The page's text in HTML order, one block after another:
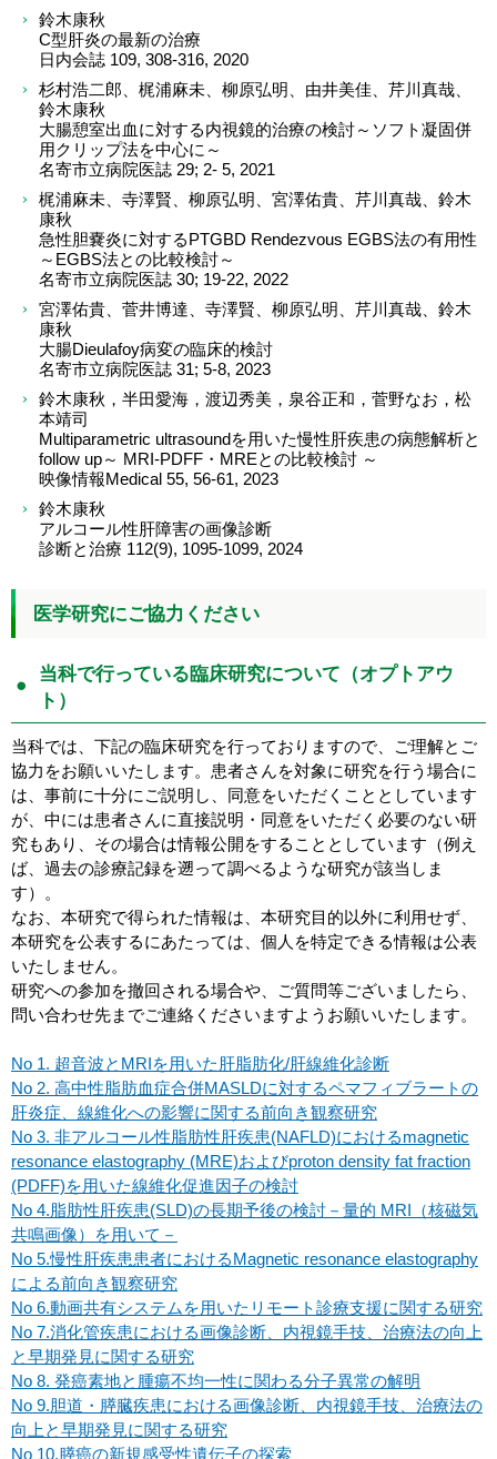
鈴木康秋
C型肝炎の最新の治療
日内会誌 109, 308-316, 2020
杉村浩二郎、梶浦麻未、柳原弘明、由井美佳、芹川真哉、
鈴木康秋
大腸憩室出血に対する内視鏡的治療の検討～ソフト凝固併
用クリップ法を中心に～
名寄市立病院医誌 29; 2- 5, 2021
梶浦麻未、寺澤賢、柳原弘明、宮澤佑貴、芹川真哉、鈴木
康秋
急性胆嚢炎に対するPTGBD Rendezvous EGBS法の有用性
～EGBS法との比較検討～
名寄市立病院医誌 30; 19-22, 2022
宮澤佑貴、菅井博達、寺澤賢、柳原弘明、芹川真哉、鈴木
康秋
大腸Dieulafoy病変の臨床的検討
名寄市立病院医誌 31; 5-8, 2023
鈴木康秋，半田愛海，渡辺秀美，泉谷正和，菅野なお，松
本靖司
Multiparametric ultrasoundを用いた慢性肝疾患の病態解析と
follow up～ MRI-PDFF・MREとの比較検討 ～
映像情報Medical 55, 56-61, 2023
鈴木康秋
アルコール性肝障害の画像診断
診断と治療 112(9), 1095-1099, 2024
医学研究にご協力ください
当科で行っている臨床研究について（オプトアウ
ト）
当科では、下記の臨床研究を行っておりますので、ご理解とご
協力をお願いいたします。患者さんを対象に研究を行う場合に
は、事前に十分にご説明し、同意をいただくこととしています
が、中には患者さんに直接説明・同意をいただく必要のない研
究もあり、その場合は情報公開をすることとしています（例え
ば、過去の診療記録を遡って調べるような研究が該当しま
す）。
なお、本研究で得られた情報は、本研究目的以外に利用せず、
本研究を公表するにあたっては、個人を特定できる情報は公表
いたしません。
研究への参加を撤回される場合や、ご質問等ございましたら、
問い合わせ先までご連絡くださいますようお願いいたします。
No 1. 超音波とMRIを用いた肝脂肪化/肝線維化診断
No 2. 高中性脂肪血症合併MASLDに対するペマフィブラートの
肝炎症、線維化への影響に関する前向き観察研究
No 3. 非アルコール性脂肪性肝疾患(NAFLD)におけるmagnetic
resonance elastography (MRE)およびproton density fat fraction
(PDFF)を用いた線維化促進因子の検討
No 4.脂肪性肝疾患(SLD)の長期予後の検討－量的 MRI（核磁気
共鳴画像）を用いて－
No 5.慢性肝疾患患者におけるMagnetic resonance elastography
による前向き観察研究
No 6.動画共有システムを用いたリモート診療支援に関する研究
No 7.消化管疾患における画像診断、内視鏡手技、治療法の向上
と早期発見に関する研究
No 8. 発癌素地と腫瘍不均一性に関わる分子異常の解明
No 9.胆道・膵臓疾患における画像診断、内視鏡手技、治療法の
向上と早期発見に関する研究
No 10.膵癌の新規感受性遺伝子の探索